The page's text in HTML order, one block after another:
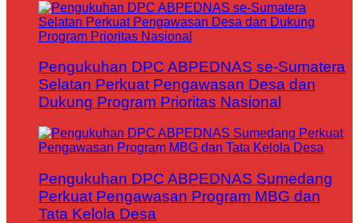
Pengukuhan DPC ABPEDNAS se-Sumatera
Selatan Perkuat Pengawasan Desa dan
Dukung Program Prioritas Nasional
Pengukuhan DPC ABPEDNAS Sumedang
Perkuat Pengawasan Program MBG dan
Tata Kelola Desa